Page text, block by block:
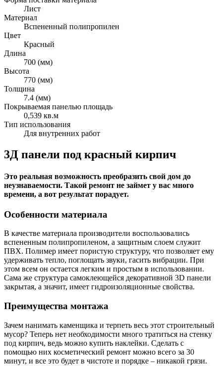
Лист
Материал
Вспененный полипропилен
Цвет
Красный
Длина
700 (мм)
Высота
770 (мм)
Толщина
7.4 (мм)
Покрываемая панелью площадь
0,539 кв.м
Тип использования
Для внутренних работ
3Д панели под красный кирпич
Это реальная возможность преобразить свой дом до
неузнаваемости. Такой ремонт не займет у вас много
времени, а вот результат порадует.
Особенности материала
В качестве материала производители воспользовались
вспененным полипропиленом, а защитным слоем служит
ПВХ. Полимер имеет пористую структуру, что позволяет ему
удерживать тепло, поглощать звуки, гасить вибрации. При
этом всем он остается легким и простым в использовании.
Сама же структура самоклеющейся декоративной 3D панели
закрытая, а значит, имеет гидроизоляционные свойства.
Преимущества монтажа
Зачем нанимать каменщика и терпеть весь этот строительный
мусор? Теперь нет необходимости много тратиться на стенку
под кирпич, ведь можно купить наклейки. Сделать с
помощью них косметический ремонт можно всего за 30
минут, и все это будет в чистоте и порядке – никакой грязи.